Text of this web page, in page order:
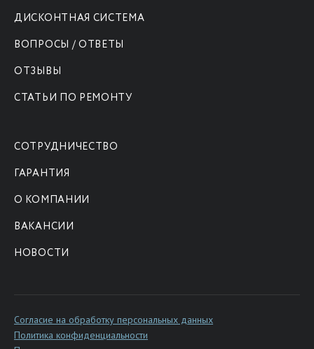
ДИСКОНТНАЯ СИСТЕМА
ВОПРОСЫ / ОТВЕТЫ
ОТЗЫВЫ
СТАТЬИ ПО РЕМОНТУ
СОТРУДНИЧЕСТВО
ГАРАНТИЯ
О КОМПАНИИ
ВАКАНСИИ
НОВОСТИ
Согласие на обработку персональных данных
Политика конфиденциальности